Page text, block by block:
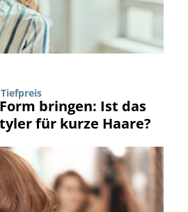
bringen: Ist das
für kurze Haare?